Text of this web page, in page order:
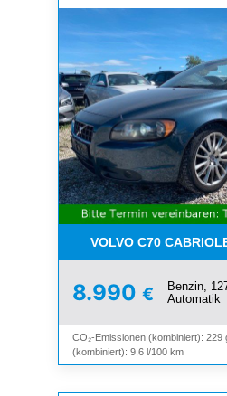
VOLVO C70
8.990 €
Benzin,
Automatik
CO₂-Emissionen (kombiniert):
(kombiniert): 9,6 l/100 km